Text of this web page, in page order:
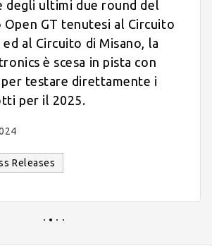
degli ultimi due round del
Open GT tenutesi al Circuito
al Circuito di Misano, la
è scesa in pista con
testare direttamente i
per il 2025.
Releases